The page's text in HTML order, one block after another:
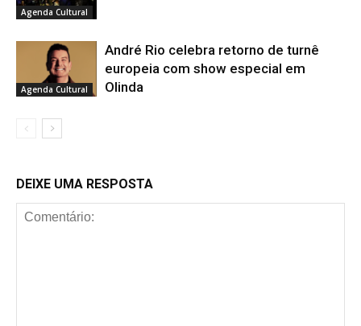
Agenda Cultural
Agenda Cultural
André Rio celebra retorno de turnê
europeia com show especial em
Olinda
DEIXE UMA RESPOSTA